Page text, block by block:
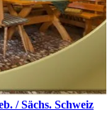
/ Sächs. Schweiz